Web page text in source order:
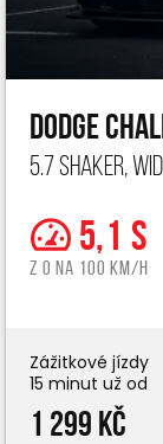
Dodge
5.7 Shaker,
5,1 s
z 0 na 100 km/h
Zážitkové jízdy
15 minut už od
1 299 Kč